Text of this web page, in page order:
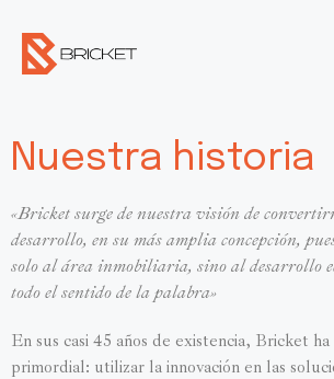
Nuestra historia
«Bricket surge de nuestra visión de
desarrollo, en su más amplia concepción,
solo al área inmobiliaria, sino al desarrollo
todo el sentido de la palabra»
En sus casi 45 años de existencia, Bricket
primordial: utilizar la innovación en las